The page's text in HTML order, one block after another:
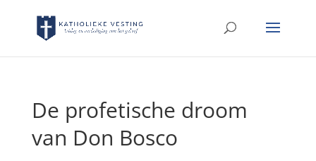
De profetische droom
van Don Bosco